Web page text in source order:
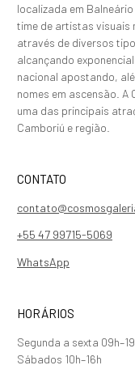
localizada em
time de artistas visuais
através de diversos
alcançando
nacional apostando,
nomes em ascensão. A
uma das principais
Camboriú e região.
CONTATO
+55 47 99715-5069
WhatsApp
HORÁRIOS
Segunda a sexta
Sábados 10h–16h